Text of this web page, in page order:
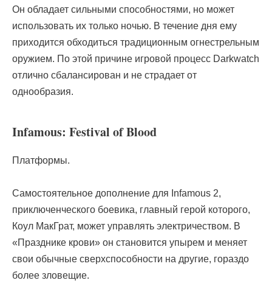
Он обладает сильными способностями, но может
использовать их только ночью. В течение дня ему
приходится обходиться традиционным огнестрельным
оружием. По этой причине игровой процесс Darkwatch
отлично сбалансирован и не страдает от
однообразия.
Infamous: Festival of Blood
Платформы.
Самостоятельное дополнение для Infamous 2,
приключенческого боевика, главный герой которого,
Коул МакГрат, может управлять электричеством. В
«Празднике крови» он становится упырем и меняет
свои обычные сверхспособности на другие, гораздо
более зловещие.